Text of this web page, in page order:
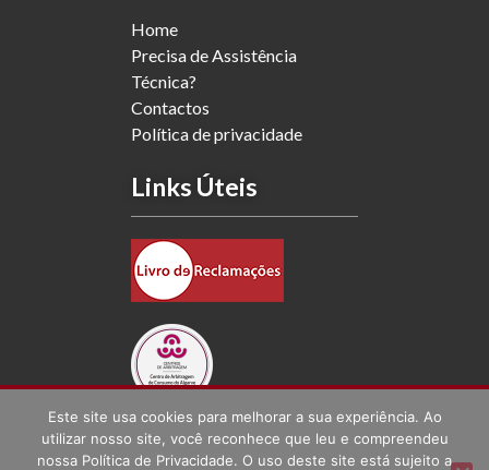
Home
Precisa de Assistência
Técnica?
Contactos
Política de privacidade
Links Úteis
Social
Este site usa cookies para melhorar a sua experiência. Ao
utilizar nosso site, você reconhece que leu e compreendeu
nossa Política de Privacidade. O uso deste site está sujeito a